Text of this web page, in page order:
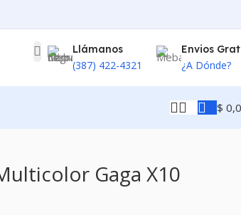
Llámanos
(387) 422-4321
Envios
¿A Dónde?
$
Gaga X10